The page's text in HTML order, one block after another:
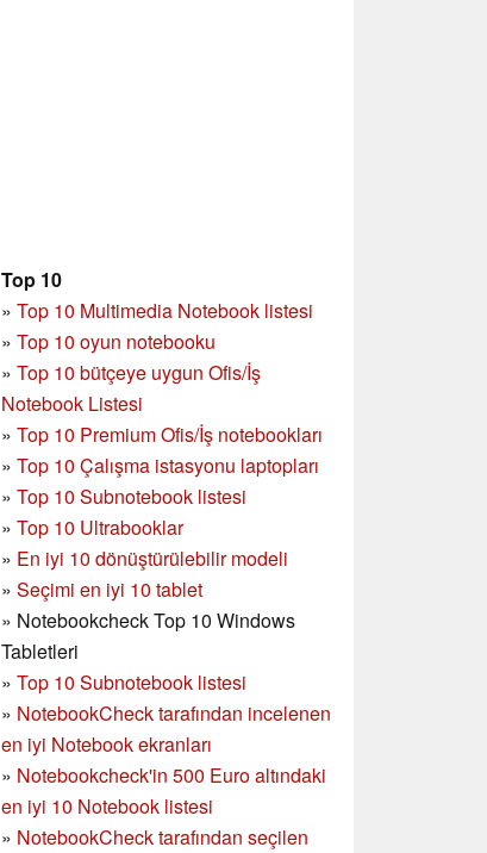
Top 10
» Top 10 Multimedia Notebook listesi
» Top 10 oyun notebooku
» Top 10 bütçeye uygun Ofis/İş
Notebook Listesi
» Top 10 Premium Ofis/İş notebookları
» Top 10 Çalışma istasyonu laptopları
» Top 10 Subnotebook listesi
» Top 10 Ultrabooklar
» En iyi 10 dönüştürülebilir modeli
» Seçimi en iyi 10 tablet
» Notebookcheck Top 10 Windows
Tabletleri
» Top 10 Subnotebook listesi
» NotebookCheck tarafından incelenen
en iyi Notebook ekranları
» Notebookcheck'in 500 Euro altındaki
en iyi 10 Notebook listesi
» NotebookCheck tarafından seçilen